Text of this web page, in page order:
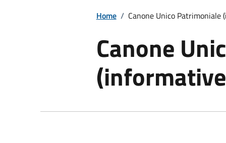
Home / Canone Unico Patrimoniale
Canone